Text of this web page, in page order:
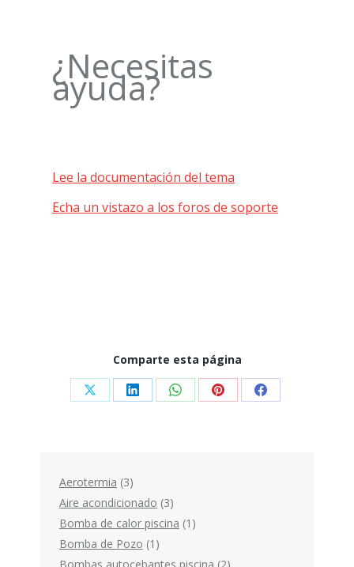
¿Necesitas
ayuda?
Lee la documentación del tema
Echa un vistazo a los foros de soporte
Comparte esta página
Share Share Share Share Share
Aerotermia 33
productos
Aire acondicionado 33
productos
Bomba de calor piscina 1 1
Bomba de Pozo 1 1
producto
2